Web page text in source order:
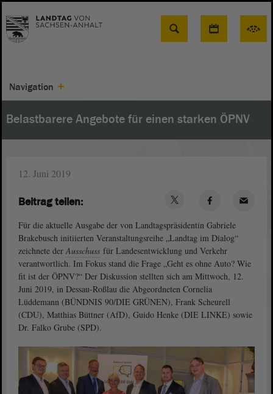
Suche
Navigation
Belastbarere Angebote für einen starken ÖPNV
12. Juni 2019
Für die aktuelle Ausgabe der von Landtagspräsidentin Gabriele
Brakebusch initiierten Veranstaltungsreihe „Landtag im Dialog“
zeichnete derAusschuss für Landesentwicklung und Verkehr
verantwortlich. Im Fokus stand die Frage „Geht es ohne Auto? Wie
fit ist der ÖPNV?“ Der Diskussion stellten sich am Mittwoch, 12.
Juni 2019, in Dessau-Roßlau die Abgeordneten Cornelia
Lüddemann (BÜNDNIS 90/DIE GRÜNEN), Frank Scheurell
(CDU), Matthias Büttner (AfD), Guido Henke (DIE LINKE) sowie
Dr. Falko Grube (SPD).
Beitrag teilen: